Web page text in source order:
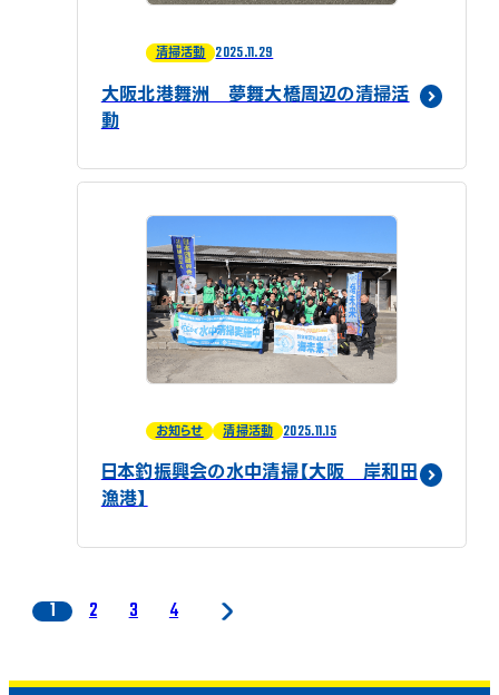
清掃活動 2025.11.29
大阪北港舞洲 夢舞大橋周辺の清掃活
動
お知らせ 清掃活動 2025.11.15
日本釣振興会の水中清掃【大阪 岸和田
漁港】
1 2 3 4